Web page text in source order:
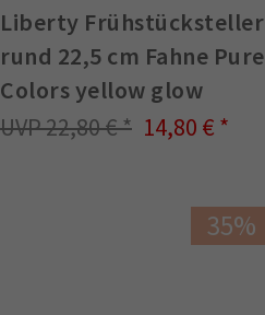
Liberty Frühstücksteller
rund 22,5 cm Fahne Pure
Colors yellow glow
22,80 €
14,80 €
35%